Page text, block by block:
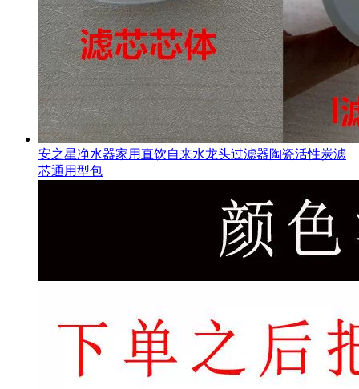
安之星净水器家用直饮自来水龙头过滤器陶瓷活性炭滤
芯通用型包